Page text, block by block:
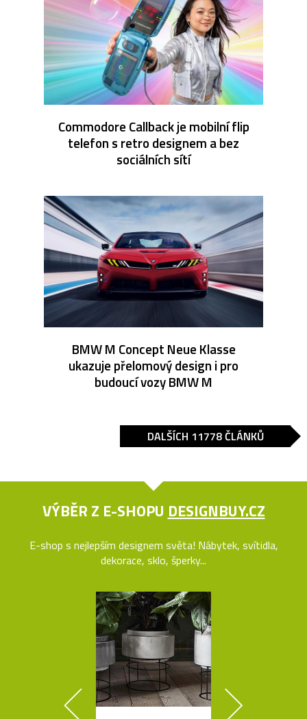
Commodore Callback je mobilní flip
telefon s retro designem a bez
sociálních sítí
BMW M Concept Neue Klasse
ukazuje přelomový design i pro
budoucí vozy BMW M
DALŠÍCH 11778 ČLÁNKŮ
VÝBĚR Z E-SHOPU DESIGNBUY.CZ
E-shop s nejlepším designem světa! Nábytek, svítidla,
dekorace, sklo, šperky...